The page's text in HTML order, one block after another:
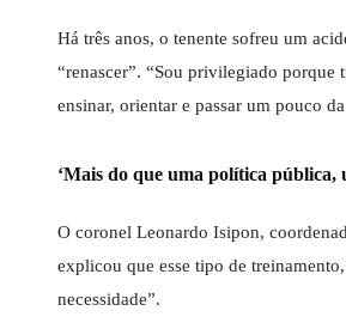
Há três anos, o tenente sofreu um
“renascer”. “Sou privilegiado
ensinar, orientar e passar um pouco
‘Mais do que uma política pública,
O coronel Leonardo Isipon,
explicou que esse tipo de
necessidade”.